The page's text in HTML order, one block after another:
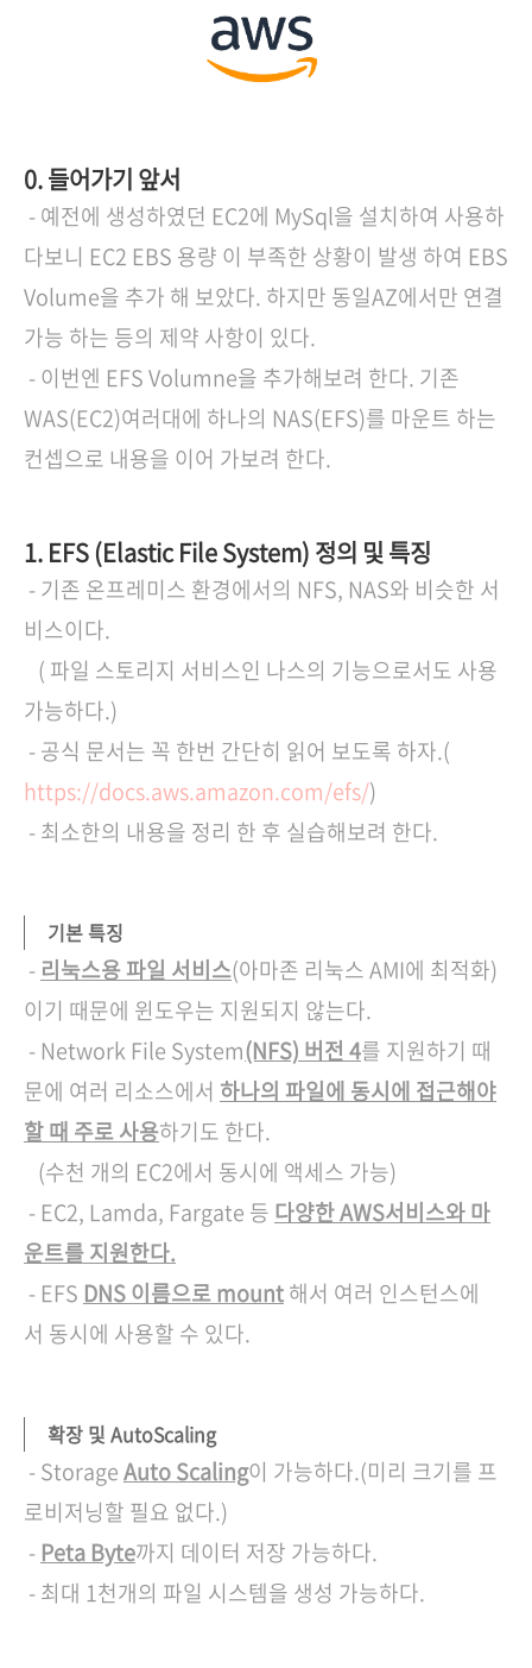
0. 들어가기 앞서
- 예전에 생성하였던 EC2에 MySql을 설치하여 사용하
다보니 EC2 EBS 용량 이 부족한 상황이 발생 하여 EBS
Volume을 추가 해 보았다. 하지만 동일AZ에서만 연결
가능 하는 등의 제약 사항이 있다.
- 이번엔 EFS Volumne을 추가해보려 한다. 기존
WAS(EC2)여러대에 하나의 NAS(EFS)를 마운트 하는
컨셉으로 내용을 이어 가보려 한다.
1. EFS (Elastic File System) 정의 및 특징
- 기존 온프레미스 환경에서의 NFS, NAS와 비슷한 서
비스이다.
( 파일 스토리지 서비스인 나스의 기능으로서도 사용
가능하다.)
- 공식 문서는 꼭 한번 간단히 읽어 보도록 하자.(
https://docs.aws.amazon.com/efs/)
- 최소한의 내용을 정리 한 후 실습해보려 한다.
기본 특징
- 리눅스용 파일 서비스(아마존 리눅스 AMI에 최적화)
이기 때문에 윈도우는 지원되지 않는다.
- Network File System(NFS) 버전 4를 지원하기 때
문에 여러 리소스에서 하나의 파일에 동시에 접근해야
할 때 주로 사용하기도 한다.
(수천 개의 EC2에서 동시에 액세스 가능)
- EC2, Lamda, Fargate 등 다양한 AWS서비스와 마
운트를 지원한다.
- EFS DNS 이름으로 mount해서 여러 인스턴스에
서 동시에 사용할 수 있다.
확장 및 AutoScaling
- StorageAuto Scaling이 가능하다.(미리 크기를 프
로비저닝할 필요 없다.)
- Peta Byte까지 데이터 저장 가능하다.
- 최대 1천개의 파일 시스템을 생성 가능하다.